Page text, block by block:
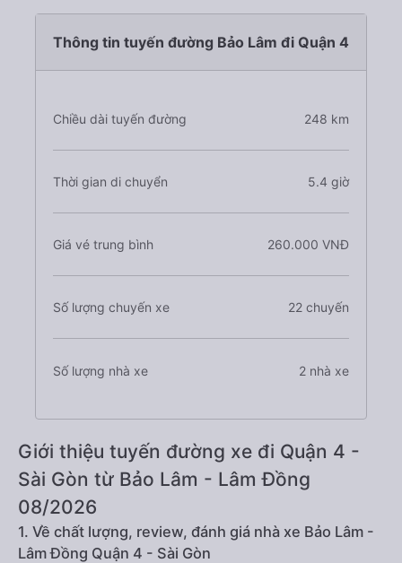
Thông tin tuyến đường Bảo Lâm đi Quận 4
Chiều dài tuyến đường 248 km
Thời gian di chuyển 5.4 giờ
Giá vé trung bình 260.000 VNĐ
Số lượng chuyến xe 22 chuyến
Số lượng nhà xe 2 nhà xe
Giới thiệu tuyến đường xe đi Quận 4 -
Sài Gòn từ Bảo Lâm - Lâm Đồng
08/2026
1. Về chất lượng, review, đánh giá nhà xe Bảo Lâm -
Lâm Đồng Quận 4 - Sài Gòn